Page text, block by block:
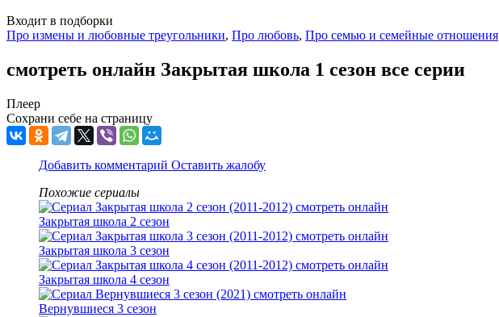
Входит в подборки
Про измены и любовные треугольники, Про любовь, Про семью и семейные отношения
смотреть онлайн Закрытая школа 1 сезон все серии
Плеер
Сохрани себе на страницу
Добавить комментарий Оставить жалобу
Похожие сериалы
Закрытая школа 2 сезон
Закрытая школа 3 сезон
Закрытая школа 4 сезон
Вернувшиеся 3 сезон